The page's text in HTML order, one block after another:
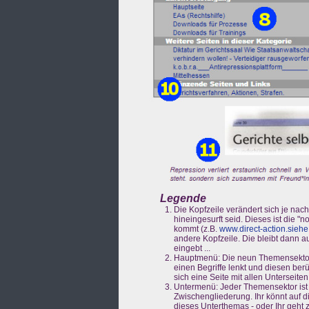
Legende
Die Kopfzeile verändert sich je
hineingesurft seid. Dieses ist die
kommt (z.B. www.direct-
andere Kopfzeile. Die bleibt dann
eingebt ...
Hauptmenü: Die neun
einen Begriffe lenkt und diesen
sich eine Seite mit allen
Untermenü: Jeder Themensektor
Zwischengliederung. Ihr könnt auf
dieses Unterthemas - oder Ihr geht